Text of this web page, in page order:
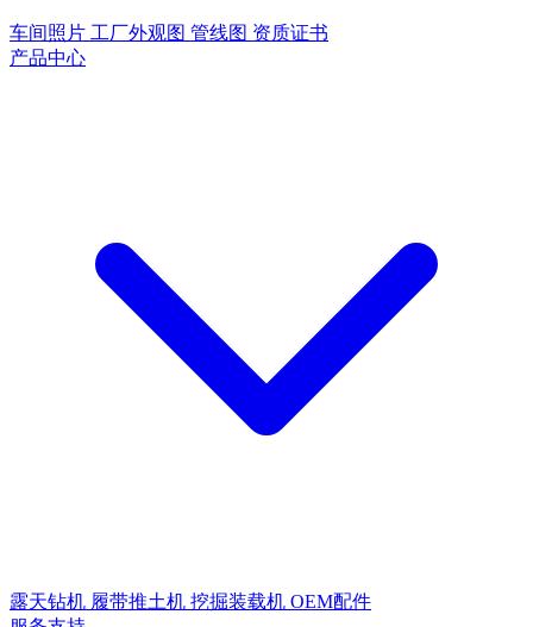
车间照片 工厂外观图 管线图 资质证书
产品中心
露天钻机 履带推土机 挖掘装载机 OEM配件